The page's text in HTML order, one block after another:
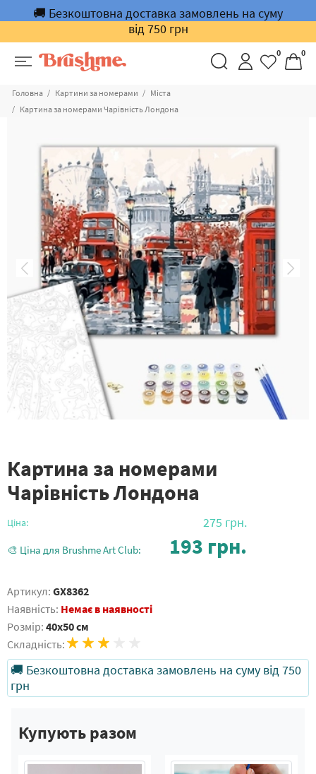
🚚 Безкоштовна доставка замовлень на суму
від 750 грн
0 0
Головна Картини за номерами
Міста
Картина за номерами Чарівність Лондона
Картина за номерами
Чарівність Лондона
Ціна: 275 грн.
🎨 Ціна для Brushme Art Club: 193 грн.
Артикул: GX8362
Наявність: Немає в наявності
Розмір: 40x50 см
Складність:
🚚 Безкоштовна доставка замовлень на суму від 750
грн
Купують разом